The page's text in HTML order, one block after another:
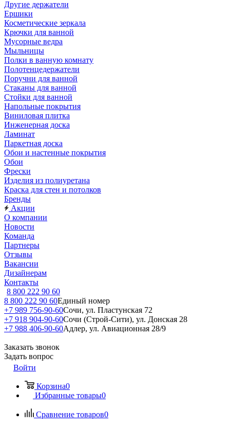
Другие держатели
Ершики
Косметические зеркала
Крючки для ванной
Мусорные ведра
Мыльницы
Полки в ванную комнату
Полотенцедержатели
Поручни для ванной
Стаканы для ванной
Стойки для ванной
Напольные покрытия
Виниловая плитка
Инженерная доска
Ламинат
Паркетная доска
Обои и настенные покрытия
Обои
Фрески
Изделия из полиуретана
Краска для стен и потолков
Бренды
Акции
О компании
Новости
Команда
Партнеры
Отзывы
Вакансии
Дизайнерам
Контакты
8 800 222 90 60
8 800 222 90 60Единый номер
+7 989 756-90-60Сочи, ул. Пластунская 72
+7 918 904-90-60Сочи (Строй-Сити), ул. Донская 28
+7 988 406-90-60Адлер, ул. Авиационная 28/9
Заказать звонок
Задать вопрос
Войти
Корзина0
Избранные товары0
Сравнение товаров0